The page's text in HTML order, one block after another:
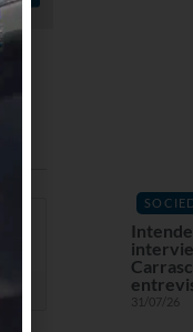
31/07/26